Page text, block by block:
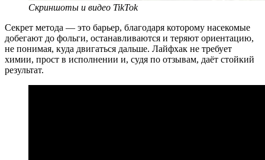
Скриншоты и видео TikTok
Секрет метода — это барьер, благодаря которому насекомые
добегают до фольги, останавливаются и теряют ориентацию,
не понимая, куда двигаться дальше. Лайфхак не требует
химии, прост в исполнении и, судя по отзывам, даёт стойкий
результат.